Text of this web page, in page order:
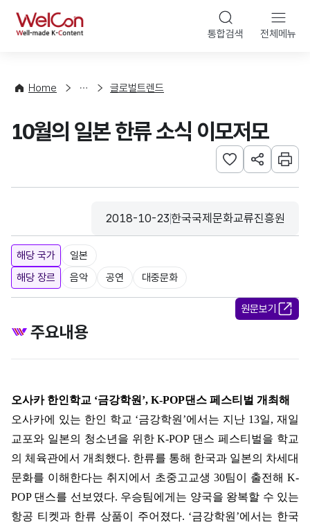
WelCon 통합검색 전체메뉴
Home
향
계
글로벌트렌드
10월의 일본 한류 소식 이모저모
관심사 등록하기
URL 공유하
인쇄
등록일
2018-10-23
수집기관
한국국제문화교류진흥원
해당 국가
일본
해당 장르
음악 공연 대중문화
원문보기
주요내용
오사카 한인학교 ‘금강학원 ’, K-POP댄스 페스티벌 개최해
오사카에 있는 한인 학교 ‘금강학원 ’에서는 지난 13일,재일
교포와 일본의 청소년을 위한K-POP 댄스 페스티벌을 학교
의 체육관에서 개최했다. 한류를 통해 한국과 일본의 차세대
문화를 이해한다는 취지에서 초중고교생 30팀이 출전해K-
POP 댄스를 선보였다. 우승팀에게는 양국을 왕복할 수 있는
항공 티켓과 한류 상품이 주어졌다. ‘금강학원 ’에서는 한국